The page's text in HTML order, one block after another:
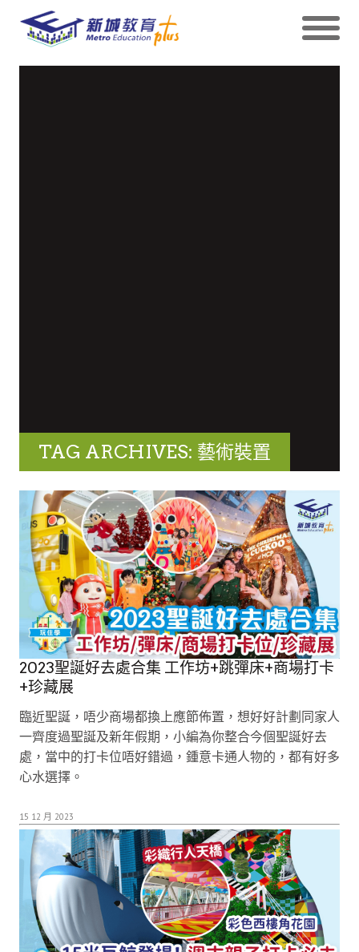
TAG ARCHIVES: 藝術裝置
2023聖誕好去處合集 工作坊+跳彈床+商場打卡
+珍藏展
臨近聖誕，唔少商場都換上應節佈置，想好好計劃同家人
一齊度過聖誕及新年假期，小編為你整合今個聖誕好去
處，當中的打卡位唔好錯過，鍾意卡通人物的，都有好多
心水選擇。
15 12 月 2023